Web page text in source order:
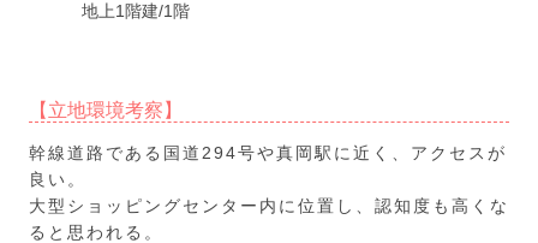
地上1階建/1階
【立地環境考察】
幹線道路である国道294号や真岡駅に近く、アクセスが
良い。
大型ショッピングセンター内に位置し、認知度も高くな
ると思われる。